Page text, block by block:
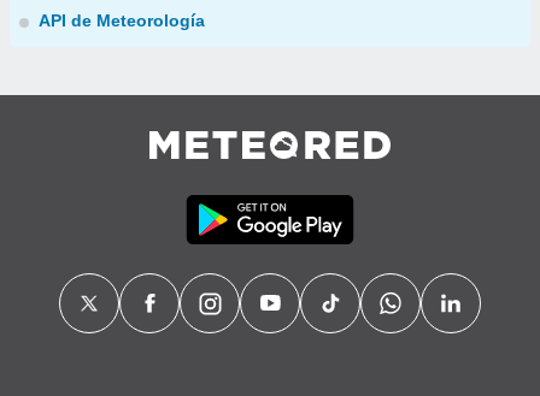
API de Meteorología